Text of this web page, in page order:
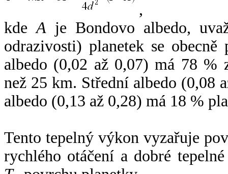
,
kdeA je Bondovo albedo,
odrazivosti) planetek se
albedo (0,02 až 0,07) má 78 %
než 25 km. Střední albedo (0,08
albedo (0,13 až 0,28) má 18 %
Tento tepelný výkon vyzařuje
rychlého otáčení a dobré